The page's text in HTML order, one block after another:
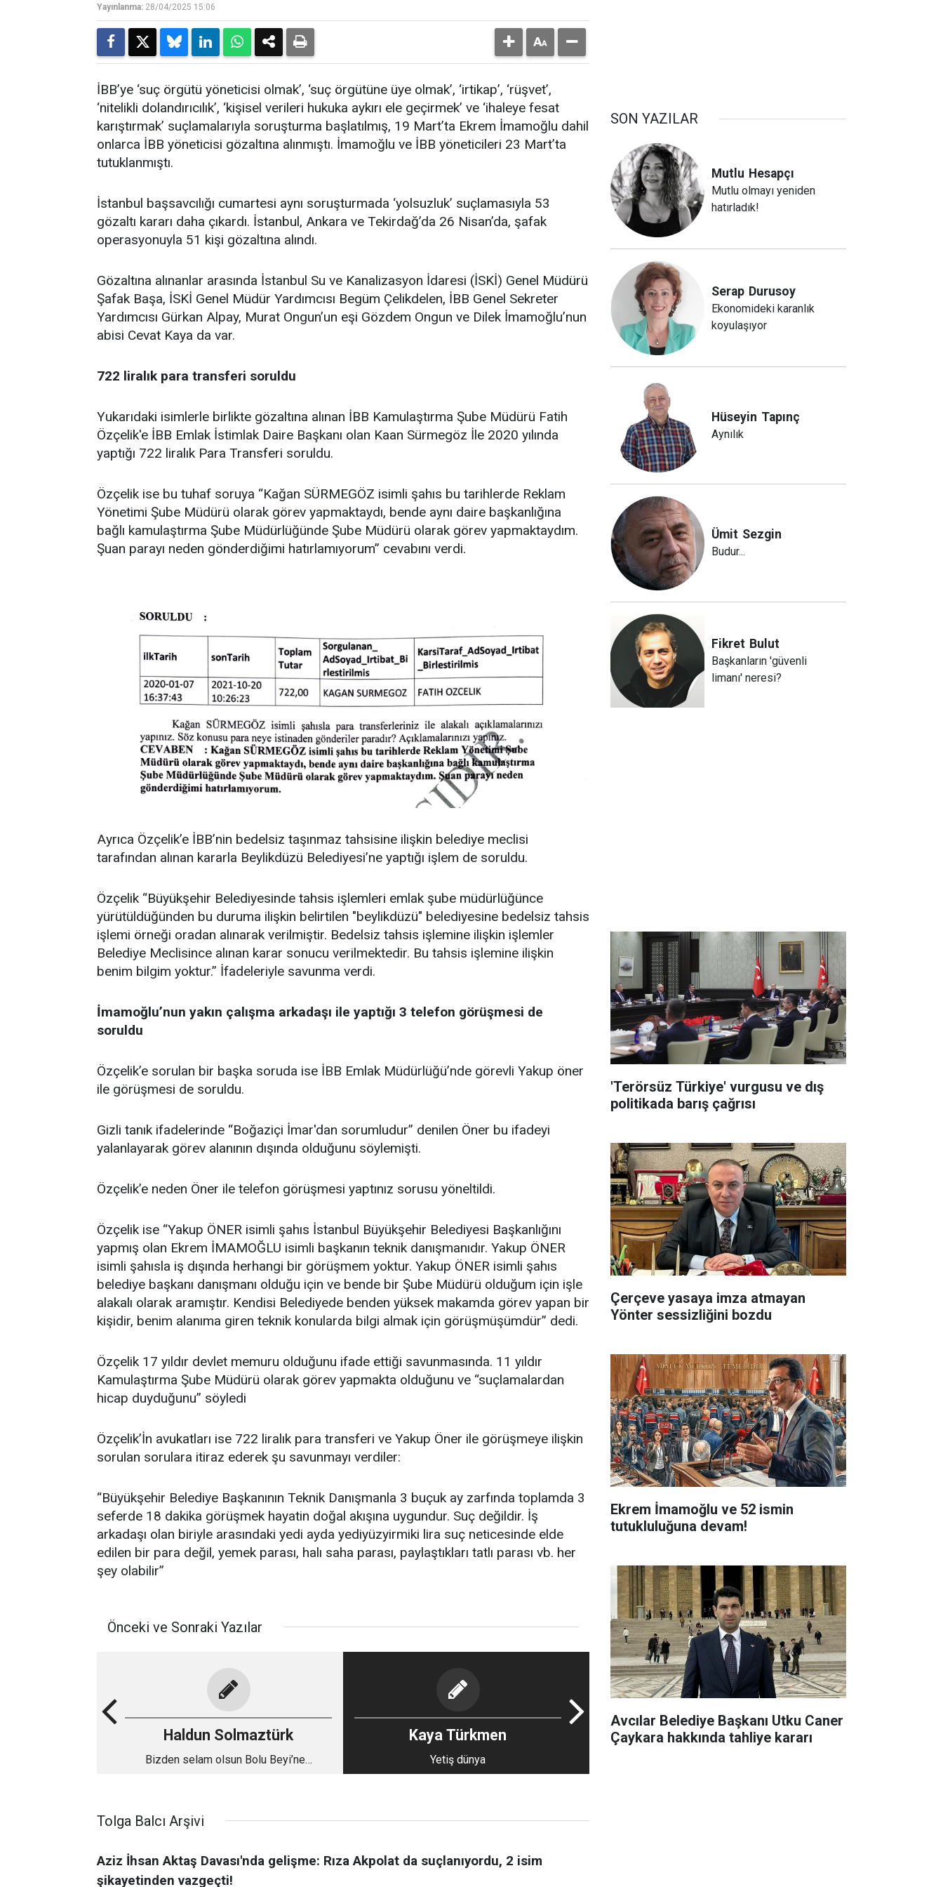
Yayınlanma: 28/04/2025 15:06
İBB’ye ‘suç örgütü yöneticisi olmak’, ‘suç örgütüne üye olmak’, ‘irtikap’, ‘rüşvet’,
‘nitelikli dolandırıcılık’, ‘kişisel verileri hukuka aykırı ele geçirmek’ ve ‘ihaleye fesat
karıştırmak’ suçlamalarıyla soruşturma başlatılmış, 19 Mart’ta Ekrem İmamoğlu dahil
onlarca İBB yöneticisi gözaltına alınmıştı. İmamoğlu ve İBB yöneticileri 23 Mart’ta
tutuklanmıştı.
İstanbul başsavcılığı cumartesi aynı soruşturmada ‘yolsuzluk’ suçlamasıyla 53
gözaltı kararı daha çıkardı. İstanbul, Ankara ve Tekirdağ’da 26 Nisan’da, şafak
operasyonuyla 51 kişi gözaltına alındı.
Gözaltına alınanlar arasında İstanbul Su ve Kanalizasyon İdaresi (İSKİ) Genel Müdürü
Şafak Başa, İSKİ Genel Müdür Yardımcısı Begüm Çelikdelen, İBB Genel Sekreter
Yardımcısı Gürkan Alpay, Murat Ongun’un eşi Gözdem Ongun ve Dilek İmamoğlu’nun
abisi Cevat Kaya da var.
722 liralık para transferi soruldu
Yukarıdaki isimlerle birlikte gözaltına alınan İBB Kamulaştırma Şube Müdürü Fatih
Özçelik'e İBB Emlak İstimlak Daire Başkanı olan Kaan Sürmegöz İle 2020 yılında
yaptığı 722 liralık Para Transferi soruldu.
Özçelik ise bu tuhaf soruya “Kağan SÜRMEGÖZ isimli şahıs bu tarihlerde Reklam
Yönetimi Şube Müdürü olarak görev yapmaktaydı, bende aynı daire başkanlığına
bağlı kamulaştırma Şube Müdürlüğünde Şube Müdürü olarak görev yapmaktaydım.
Şuan parayı neden gönderdiğimi hatırlamıyorum” cevabını verdi.
Ayrıca Özçelik’e İBB’nin bedelsiz taşınmaz tahsisine ilişkin belediye meclisi
tarafından alınan kararla Beylikdüzü Belediyesi’ne yaptığı işlem de soruldu.
Özçelik “Büyükşehir Belediyesinde tahsis işlemleri emlak şube müdürlüğünce
yürütüldüğünden bu duruma ilişkin belirtilen "beylikdüzü" belediyesine bedelsiz tahsis
işlemi örneği oradan alınarak verilmiştir. Bedelsiz tahsis işlemine ilişkin işlemler
Belediye Meclisince alınan karar sonucu verilmektedir. Bu tahsis işlemine ilişkin
benim bilgim yoktur.” İfadeleriyle savunma verdi.
İmamoğlu’nun yakın çalışma arkadaşı ile yaptığı 3 telefon görüşmesi de
soruldu
Özçelik’e sorulan bir başka soruda ise İBB Emlak Müdürlüğü’nde görevli Yakup öner
ile görüşmesi de soruldu.
Gizli tanık ifadelerinde “Boğaziçi İmar'dan sorumludur” denilen Öner bu ifadeyi
yalanlayarak görev alanının dışında olduğunu söylemişti.
Özçelik’e neden Öner ile telefon görüşmesi yaptınız sorusu yöneltildi.
Özçelik ise “Yakup ÖNER isimli şahıs İstanbul Büyükşehir Belediyesi Başkanlığını
yapmış olan Ekrem İMAMOĞLU isimli başkanın teknik danışmanıdır. Yakup ÖNER
isimli şahısla iş dışında herhangi bir görüşmem yoktur. Yakup ÖNER isimli şahıs
belediye başkanı danışmanı olduğu için ve bende bir Şube Müdürü olduğum için işle
alakalı olarak aramıştır. Kendisi Belediyede benden yüksek makamda görev yapan bir
kişidir, benim alanıma giren teknik konularda bilgi almak için görüşmüşümdür” dedi.
Özçelik 17 yıldır devlet memuru olduğunu ifade ettiği savunmasında. 11 yıldır
Kamulaştırma Şube Müdürü olarak görev yapmakta olduğunu ve “suçlamalardan
hicap duyduğunu” söyledi
Özçelik’İn avukatları ise 722 liralık para transferi ve Yakup Öner ile görüşmeye ilişkin
sorulan sorulara itiraz ederek şu savunmayı verdiler:
“Büyükşehir Belediye Başkanının Teknik Danışmanla 3 buçuk ay zarfında toplamda 3
seferde 18 dakika görüşmek hayatin doğal akışına uygundur. Suç değildir. İş
arkadaşı olan biriyle arasındaki yedi ayda yediyüzyirmiki lira suç neticesinde elde
edilen bir para değil, yemek parası, halı saha parası, paylaştıkları tatlı parası vb. her
şey olabilir”
Önceki ve Sonraki Yazılar
Haldun Solmaztürk
Bizden selam olsun Bolu Beyi’ne…
Kaya Türkmen
Yetiş dünya
Tolga Balcı Arşivi
Aziz İhsan Aktaş Davası'nda gelişme: Rıza Akpolat da suçlanıyordu, 2 isim
şikayetinden vazgeçti!
SON YAZILAR
Mutlu Hesapçı
Mutlu olmayı yeniden
hatırladık!
Serap Durusoy
Ekonomideki karanlık
koyulaşıyor
Hüseyin Tapınç
Aynılık
Ümit Sezgin
Budur...
Fikret Bulut
Başkanların 'güvenli
limanı' neresi?
'Terörsüz Türkiye' vurgusu ve dış
politikada barış çağrısı
Çerçeve yasaya imza atmayan
Yönter sessizliğini bozdu
Ekrem İmamoğlu ve 52 ismin
tutukluluğuna devam!
Avcılar Belediye Başkanı Utku Caner
Çaykara hakkında tahliye kararı